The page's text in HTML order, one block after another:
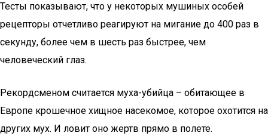
Тесты показывают, что у некоторых мушиных особей
рецепторы отчетливо реагируют на мигание до 400 раз в
секунду, более чем в шесть раз быстрее, чем
человеческий глаз.
Рекордсменом считается муха-убийца – обитающее в
Европе крошечное хищное насекомое, которое охотится на
других мух. И ловит оно жертв прямо в полете.